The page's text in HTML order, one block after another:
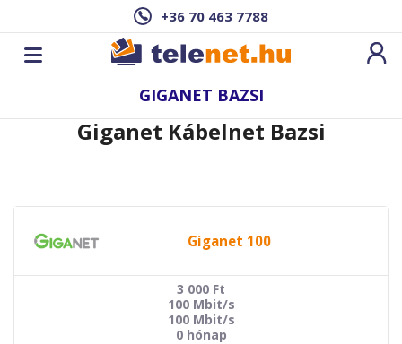
+36 70 463 7788
GIGANET BAZSI
Giganet Kábelnet Bazsi
Giganet 100
3 000 Ft
100 Mbit/s
100 Mbit/s
0 hónap